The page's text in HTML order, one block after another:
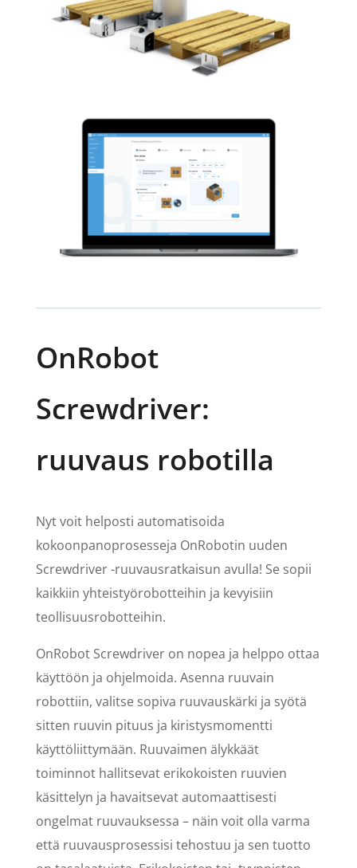
OnRobot
Screwdriver:
ruuvaus robotilla
Nyt voit helposti automatisoida
kokoonpanoprosesseja OnRobotin uuden
Screwdriver -ruuvausratkaisun avulla! Se sopii
kaikkiin yhteistyörobotteihin ja kevyisiin
teollisuusrobotteihin.
OnRobot Screwdriver on nopea ja helppo ottaa
käyttöön ja ohjelmoida. Asenna ruuvain
robottiin, valitse sopiva ruuvauskärki ja syötä
sitten ruuvin pituus ja kiristysmomentti
käyttöliittymään. Ruuvaimen älykkäät
toiminnot hallitsevat erikokoisten ruuvien
käsittelyn ja havaitsevat automaattisesti
ongelmat ruuvauksessa – näin voit olla varma
että ruuvausprosessisi tehostuu ja sen tuotto